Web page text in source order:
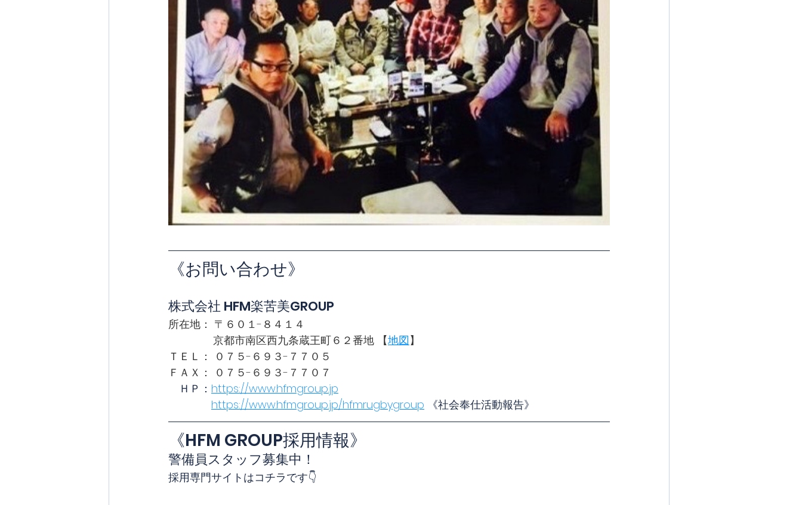
《お問い合わせ》
株式会社 HFM楽苦美GROUP
所在地： 〒６０１-８４１４
京都市南区西九条蔵王町６２番地 【地図】
ＴＥＬ： ０７５-６９３-７７０５
ＦＡＸ： ０７５-６９３-７７０７
ＨＰ： https://www.hfmgroup.jp
https://www.hfmgroup.jp/hfmrugbygroup 《社会奉仕活動報告》
《HFM GROUP採用情報》
警備員スタッフ募集中！
採用専門サイトはコチラです👇